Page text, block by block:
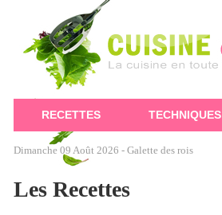
RECETTES TECHNIQUES
Dimanche 09 Août 2026 - Galette des rois
Les Recettes